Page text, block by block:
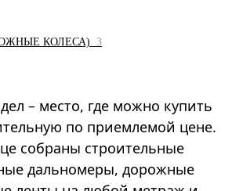
КОЛЕСА) 3
– место, где можно купить
по приемлемой цене.
собраны строительные
дальномеры, дорожные